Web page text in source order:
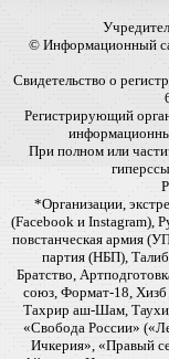
© Информационный
Свидетельство о
Регистрирующий
При полном или
*Организации,
(Facebook и Instagram),
повстанческая армия
партия (НБП),
Братство,
союз, Формат-18, Хизб
Тахрир аш-Шам,
«Свобода России»
Ичкерия», «Правый